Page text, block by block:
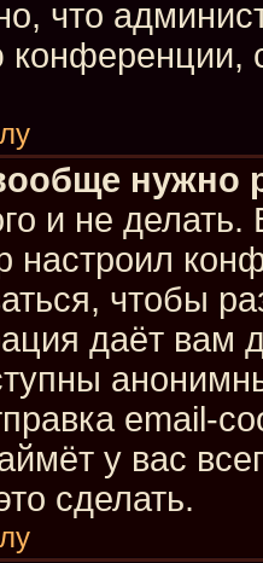
что
нужно
и не делать.
настроил
чтобы
даёт вам
email-
у вас
сделать.